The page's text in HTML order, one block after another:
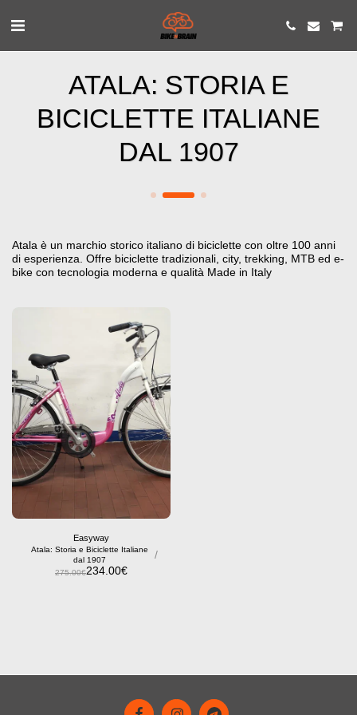
ATALA: STORIA E
BICICLETTE ITALIANE
DAL 1907
Atala è un marchio storico italiano di biciclette con oltre 100 anni
di esperienza. Offre biciclette tradizionali, city, trekking, MTB ed e-
bike con tecnologia moderna e qualità Made in Italy
Easyway
Atala: Storia e Biciclette Italiane
dal 1907
/
275.00€234.00€